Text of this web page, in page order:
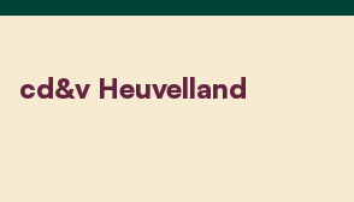
cd&v Heuvelland